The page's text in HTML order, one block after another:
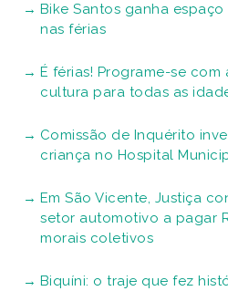
Bike Santos ganha
nas férias
É férias! Programe-se
cultura para todas as
Comissão de Inquérito
criança no Hospital
Em São Vicente, Justiça
setor automotivo a pagar
morais coletivos
Biquíni: o traje que fez